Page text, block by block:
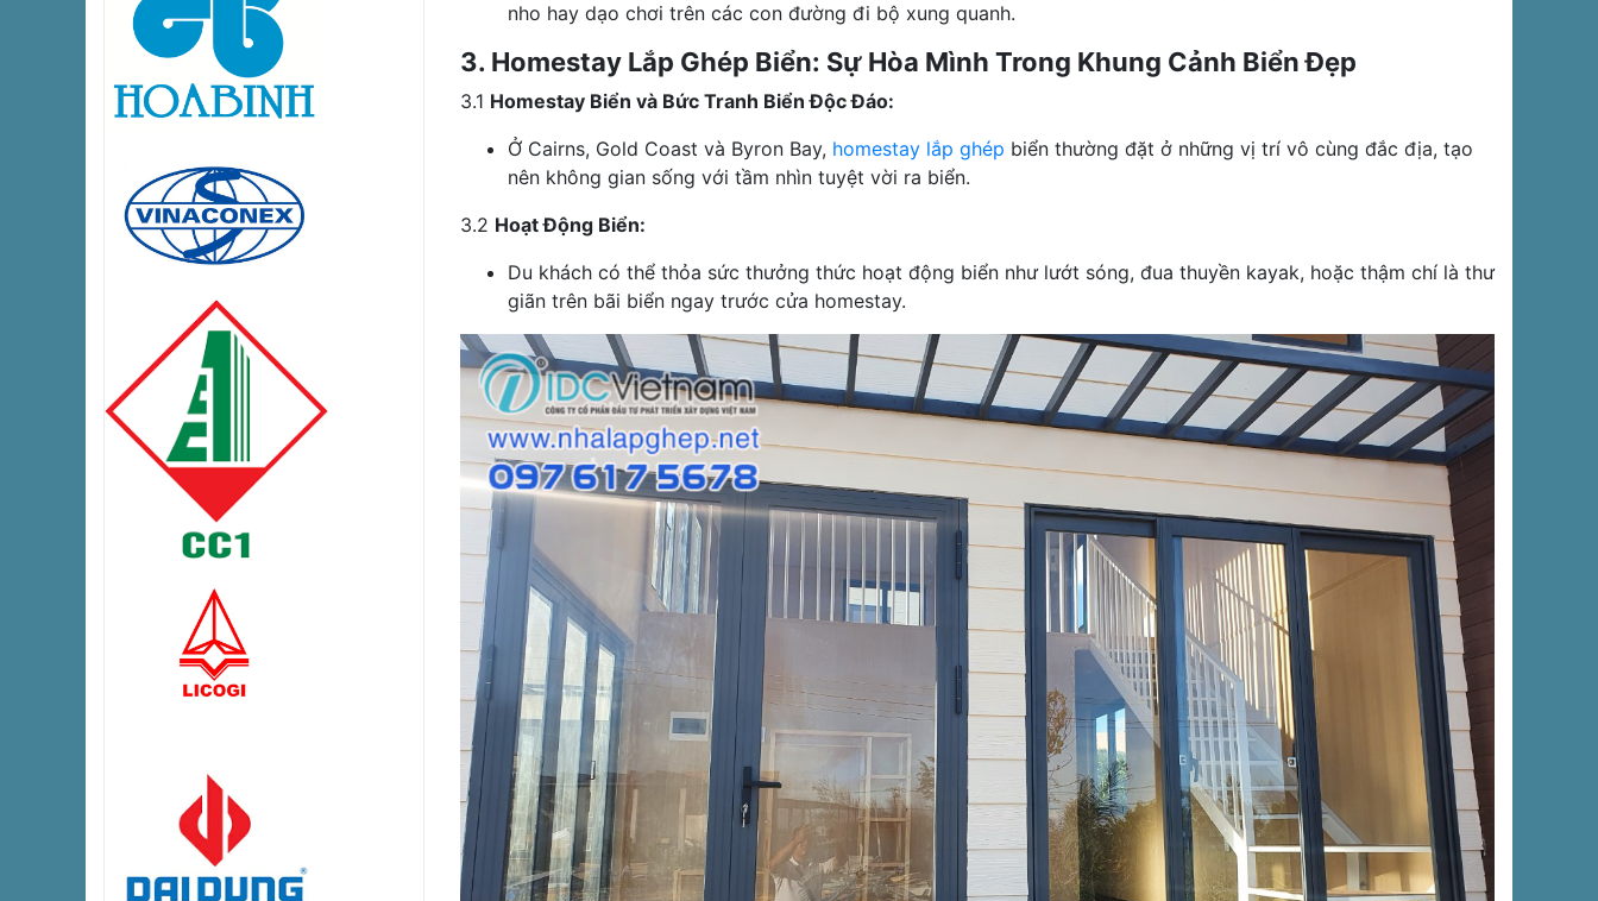
nho hay dạo chơi trên các con đường đi bộ xung quanh.
3. Homestay Lắp Ghép Biển: Sự Hòa Mình Trong Khung Cảnh Biển Đẹp
3.1 Homestay Biển và Bức Tranh Biển Độc Đáo:
Ở Cairns, Gold Coast và Byron Bay, homestay lắp ghép biển thường đặt ở những vị trí vô cùng đắc địa, tạo
nên không gian sống với tầm nhìn tuyệt vời ra biển.
3.2 Hoạt Động Biển:
Du khách có thể thỏa sức thưởng thức hoạt động biển như lướt sóng, đua thuyền kayak, hoặc thậm chí là thư
giãn trên bãi biển ngay trước cửa homestay.